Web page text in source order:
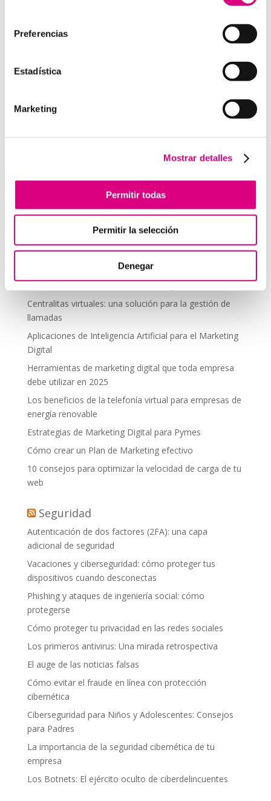
Preferencias
Estadística
Marketing
Mostrar detalles
Permitir todas
Permitir la selección
Denegar
cliente.
Enviar comentario
comentario.
Telefonía Virtual
Interfonos IP para aerogeneradores: comunicación
desde donde estés
Tendencias actuales en marketing y publicidad que
debes aplicar en tu plan de marketing
Centralitas virtuales: una solución para la gestión de
llamadas
Aplicaciones de Inteligencia Artificial para el Marketing
Digital
Herramientas de marketing digital que toda empresa
debe utilizar en 2025
Los beneficios de la telefonía virtual para empresas de
energía renovable
Estrategias de Marketing Digital para Pymes
Cómo crear un Plan de Marketing efectivo
10 consejos para optimizar la velocidad de carga de tu
web
Seguridad
Autenticación de dos factores (2FA): una capa
adicional de seguridad
Vacaciones y ciberseguridad: cómo proteger tus
dispositivos cuando desconectas
Phishing y ataques de ingeniería social: cómo
protegerse
Cómo proteger tu privacidad en las redes sociales
Los primeros antivirus: Una mirada retrospectiva
El auge de las noticias falsas
Cómo evitar el fraude en línea con protección
cibernética
Ciberseguridad para Niños y Adolescentes: Consejos
para Padres
La importancia de la seguridad cibernética de tu
empresa
Los Botnets: El ejército oculto de ciberdelincuentes